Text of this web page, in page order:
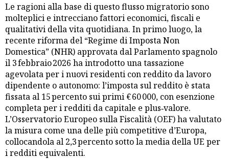
Le ragioni alla base di questo flusso migratorio sono
molteplici e intrecciano fattori economici, fiscali e
qualitativi della vita quotidiana. In primo luogo, la
recente riforma del “Regime di Imposta Non
Domestica” (NHR) approvata dal Parlamento spagnolo
il 3 febbraio 2026 ha introdotto una tassazione
agevolata per i nuovi residenti con reddito da lavoro
dipendente o autonomo: l’imposta sul reddito è stata
fissata al 15 percento sui primi € 60 000, con esenzione
completa per i redditi da capitale e plus‑valore.
L’Osservatorio Europeo sulla Fiscalità (OEF) ha valutato
la misura come una delle più competitive d’Europa,
collocandola al 2,3 percento sotto la media della UE per
i redditi equivalenti.